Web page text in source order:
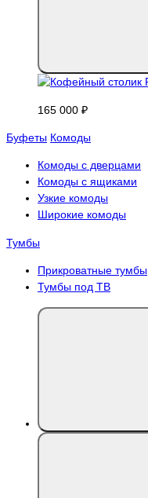
165 000 ₽
Буфеты Комоды
Комоды с дверцами
Комоды с ящиками
Узкие комоды
Широкие комоды
Тумбы
Прикроватные тумбы
Тумбы под ТВ